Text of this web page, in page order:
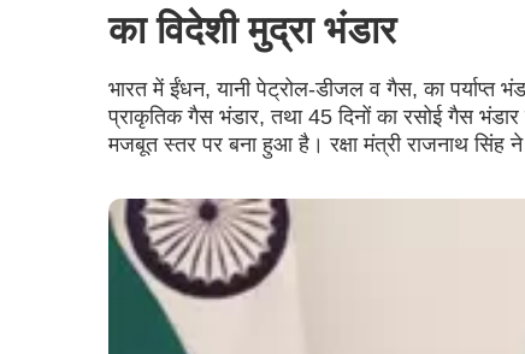
का विदेशी मुद्रा भंडार
भारत में ईंधन, यानी पेट्रोल-डीजल व गैस, का पर्याप्त
प्राकृतिक गैस भंडार, तथा 45 दिनों का रसोई गैस
मजबूत स्तर पर बना हुआ है। रक्षा मंत्री राजनाथ सिंह ने